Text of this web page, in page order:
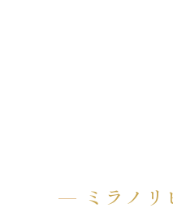
ミラノリ